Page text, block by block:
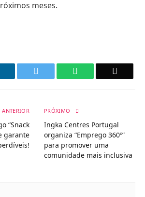
meses.
WhatsApp
ANTERIOR
“Snack
garante
PRÓXIMO
Ingka Centres Portugal
organiza “Emprego 360º”
para promover uma
comunidade mais inclusiva